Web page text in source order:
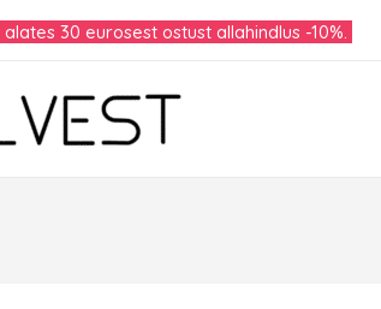
30 eurosest ostust allahindlus -10%.